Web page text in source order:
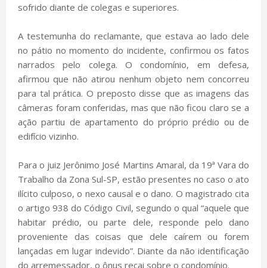
sofrido diante de colegas e superiores.
A testemunha do reclamante, que estava ao lado dele
no pátio no momento do incidente, confirmou os fatos
narrados pelo colega. O condomínio, em defesa,
afirmou que não atirou nenhum objeto nem concorreu
para tal prática. O preposto disse que as imagens das
câmeras foram conferidas, mas que não ficou claro se a
ação partiu de apartamento do próprio prédio ou de
edifício vizinho.
Para o juiz Jerônimo José Martins Amaral, da 19ª Vara do
Trabalho da Zona Sul-SP, estão presentes no caso o ato
ilícito culposo, o nexo causal e o dano. O magistrado cita
o artigo 938 do Código Civil, segundo o qual “aquele que
habitar prédio, ou parte dele, responde pelo dano
proveniente das coisas que dele caírem ou forem
lançadas em lugar indevido”. Diante da não identificação
do arremessador, o ônus recai sobre o condomínio.